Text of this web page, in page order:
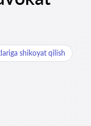
shikoyat qilish